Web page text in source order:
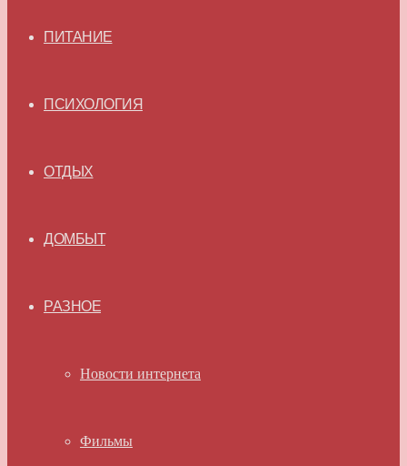
ПИТАНИЕ
ПСИХОЛОГИЯ
ОТДЫХ
ДОМБЫТ
РАЗНОЕ
Новости интернета
Фильмы